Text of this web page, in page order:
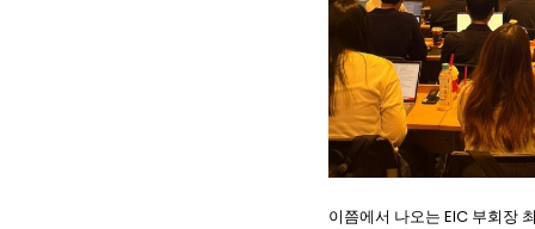
이쯤에서 나오는 EIC 부회장